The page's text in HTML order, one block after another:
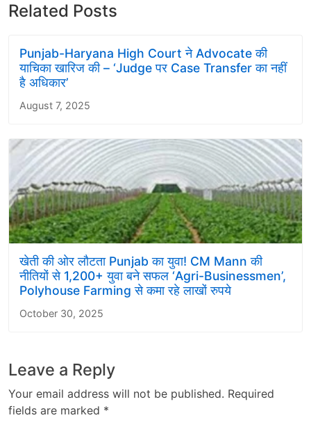
Related Posts
Punjab-Haryana High Court ने Advocate की
याचिका खारिज की – ‘Judge पर Case Transfer का नहीं
है अधिकार’
August 7, 2025
खेती की ओर लौटता Punjab का युवा! CM Mann की
नीतियों से 1,200+ युवा बने सफल ‘Agri-Businessmen’,
Polyhouse Farming से कमा रहे लाखों रुपये
October 30, 2025
Leave a Reply
Your email address will not be published. Required
fields are marked *